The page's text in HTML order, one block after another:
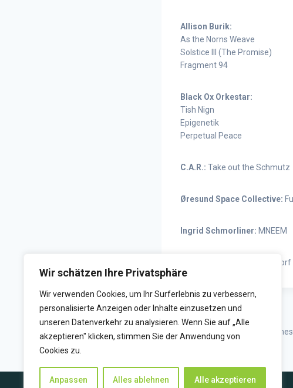
Wir schätzen Ihre Privatsphäre
Wir verwenden Cookies, um Ihr Surferlebnis zu verbessern,
personalisierte Anzeigen oder Inhalte einzusetzen und
unseren Datenverkehr zu analysieren. Wenn Sie auf „Alle
akzeptieren" klicken, stimmen Sie der Anwendung von
Cookies zu.
Anpassen Alles ablehnen Alle akzeptieren
Allison Burik:
As the Norns Weave
Solstice III (The Promise)
Fragment 94
Black Ox Orkestar:
Tish Nign
Epigenetik
Perpetual Peace
C.A.R.: Take out the Schmutz
Øresund Space Collective:
Ingrid Schmorliner: MNEEM
Oeldorf
Du und HORADS im